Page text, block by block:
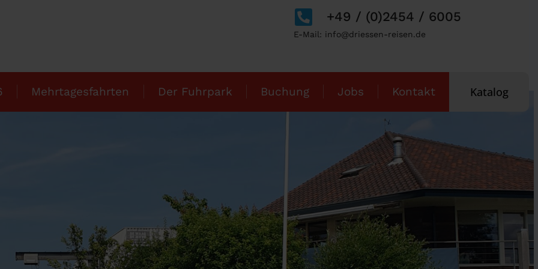
+49 / (0)2454 / 6005
E-Mail: info@driessen-reisen.de
Mehrtagesfahrten Der Fuhrpark Buchung Jobs Kontakt Katalog